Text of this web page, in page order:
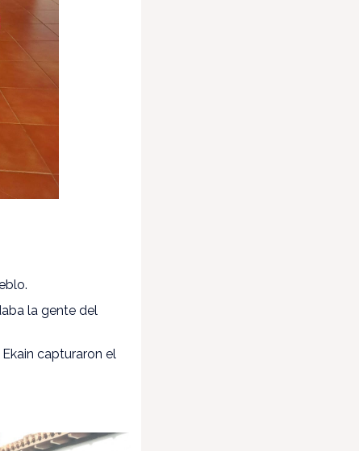
la gente del
capturaron el